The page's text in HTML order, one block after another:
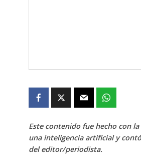
Este contenido fue hecho con
una inteligencia artificial y
del editor/periodista.